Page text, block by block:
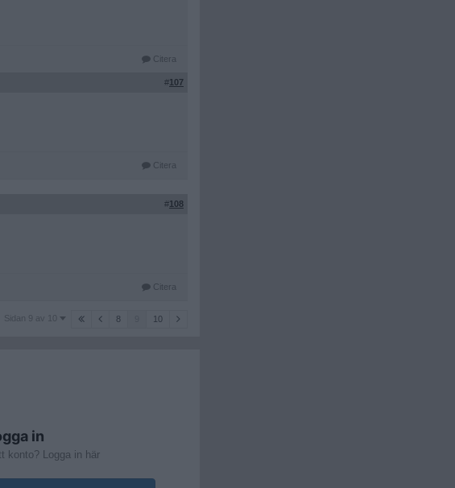
Citera
#107
Citera
#108
Citera
Sidan
Sidan 9 av 10 8 10
in
konto? Logga in här